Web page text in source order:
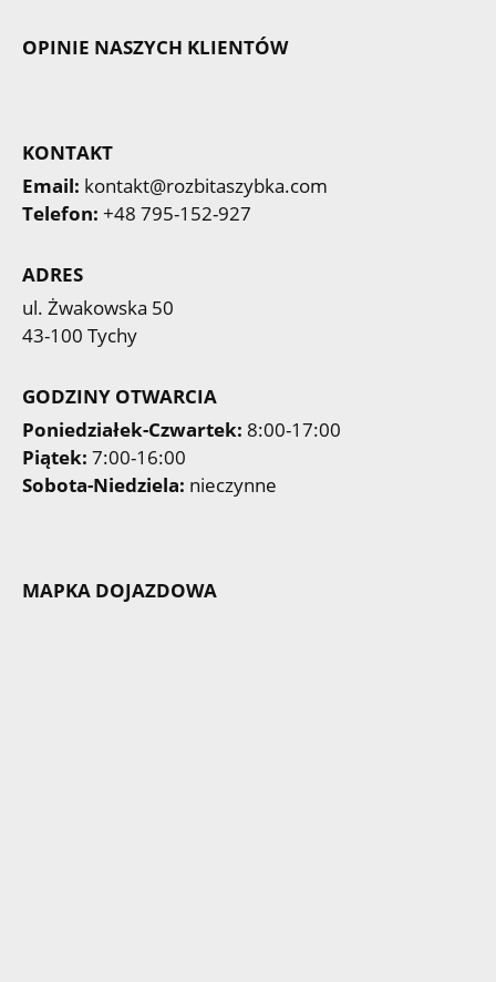
OPINIE NASZYCH KLIENTÓW
KONTAKT
Email: kontakt@rozbitaszybka.com
Telefon: +48 795-152-927
ADRES
ul. Żwakowska 50
43-100 Tychy
GODZINY OTWARCIA
Poniedziałek-Czwartek: 8:00-17:00
Piątek: 7:00-16:00
Sobota-Niedziela: nieczynne
MAPKA DOJAZDOWA